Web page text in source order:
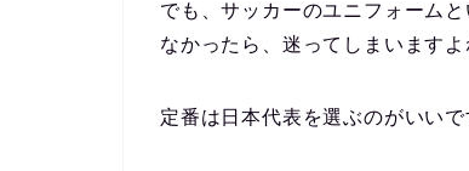
でも、サッカーのユニフォーム
なかったら、迷ってしまいますよ
定番は日本代表を選ぶのがいい